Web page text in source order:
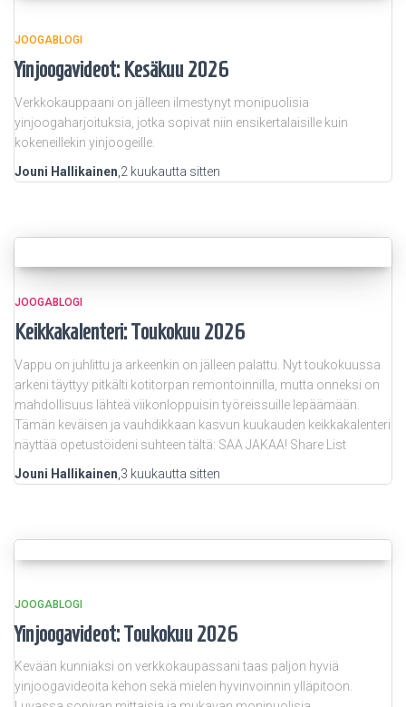
JOOGABLOGI
Yinjoogavideot: Kesäkuu 2026
Verkkokauppaani on jälleen ilmestynyt monipuolisia
yinjoogaharjoituksia, jotka sopivat niin ensikertalaisille kuin
kokeneillekin yinjoogeille.
Jouni Hallikainen 2 kuukautta sitten
JOOGABLOGI
Keikkakalenteri: Toukokuu 2026
Vappu on juhlittu ja arkeenkin on jälleen palattu. Nyt toukokuussa
arkeni täyttyy pitkälti kotitorpan remontoinnilla, mutta onneksi on
mahdollisuus lähteä viikonloppuisin työreissuille lepäämään.
Tämän keväisen ja vauhdikkaan kasvun kuukauden keikkakalenteri
näyttää opetustöideni suhteen tältä: SAA JAKAA! Share List
Jouni Hallikainen 3 kuukautta sitten
JOOGABLOGI
Yinjoogavideot: Toukokuu 2026
Kevään kunniaksi on verkkokaupassani taas paljon hyviä
yinjoogavideoita kehon sekä mielen hyvinvoinnin ylläpitoon.